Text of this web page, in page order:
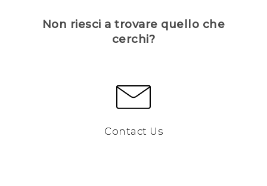
Non riesci a trovare quello che
cerchi?
Contact Us